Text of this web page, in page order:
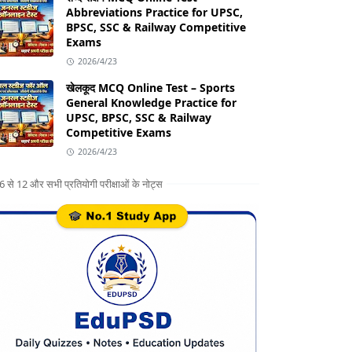
Abbreviations Practice for UPSC,
BPSC, SSC & Railway Competitive
Exams
2026/4/23
खेलकूद MCQ Online Test – Sports
General Knowledge Practice for
UPSC, BPSC, SSC & Railway
Competitive Exams
2026/4/23
6 से 12 और सभी प्रतियोगी परीक्षाओं के नोट्स